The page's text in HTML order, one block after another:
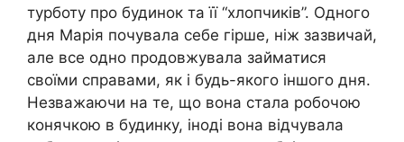
турботу про будинок та її “хлопчиків”. Одного
дня Марія почувала себе гірше, ніж зазвичай,
але все одно продовжувала займатися
своїми справами, як і будь-якого іншого дня.
Незважаючи на те, що вона стала робочою
конячкою в будинку, іноді вона відчувала